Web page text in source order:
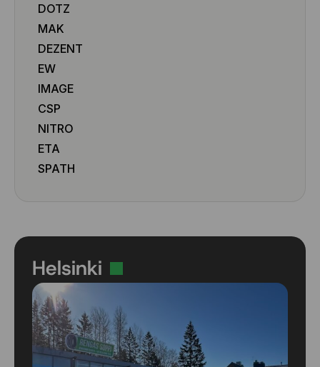
DOTZ
MAK
DEZENT
EW
IMAGE
CSP
NITRO
ETA
SPATH
Helsinki